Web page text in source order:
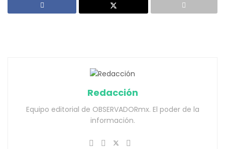
Redacción
Equipo editorial de OBSERVADORmx. El poder de la
información.